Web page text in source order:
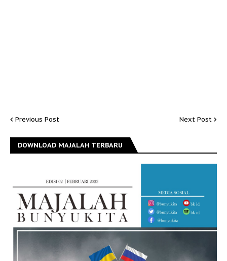
Previous Post Next Post
DOWNLOAD MAJALAH TERBARU